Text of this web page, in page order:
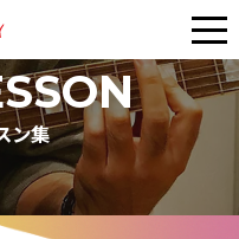
ン集
メ
ニ
ュ
ー